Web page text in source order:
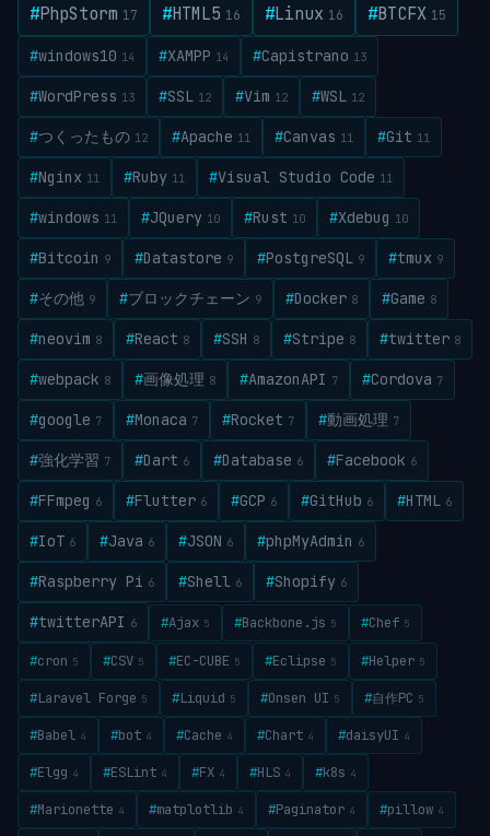
#PhpStorm 17 #HTML5 16 #Linux 16 #BTCFX 15
#windows10 14 #XAMPP 14 #Capistrano 13
#WordPress 13 #SSL 12 #Vim 12 #WSL 12
#つくったもの 12 #Apache 11 #Canvas 11 #Git 11
#Nginx 11 #Ruby 11 #Visual Studio Code 11
#windows 11 #JQuery 10 #Rust 10 #Xdebug 10
#Bitcoin 9 #Datastore 9 #PostgreSQL 9 #tmux 9
#その他 9 #ブロックチェーン 9 #Docker 8 #Game 8
#neovim 8 #React 8 #SSH 8 #Stripe 8 #twitter 8
#webpack 8 #画像処理 8 #AmazonAPI 7 #Cordova 7
#google 7 #Monaca 7 #Rocket 7 #動画処理 7
#強化学習 7 #Dart 6 #Database 6 #Facebook 6
#FFmpeg 6 #Flutter 6 #GCP 6 #GitHub 6 #HTML 6
#IoT 6 #Java 6 #JSON 6 #phpMyAdmin 6
#Raspberry Pi 6 #Shell 6 #Shopify 6
#twitterAPI 6 #Ajax 5 #Backbone.js 5 #Chef 5
#cron 5 #CSV 5 #EC-CUBE 5 #Eclipse 5 #Helper 5
#Laravel Forge 5 #Liquid 5 #Onsen UI 5 #自作PC 5
#Babel 4 #bot 4 #Cache 4 #Chart 4 #daisyUI 4
#Elgg 4 #ESLint 4 #FX 4 #HLS 4 #k8s 4
#Marionette 4 #matplotlib 4 #Paginator 4 #pillow 4